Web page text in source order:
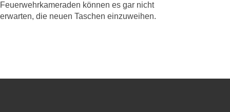
Feuerwehrkameraden können es gar nicht
erwarten, die neuen Taschen einzuweihen.